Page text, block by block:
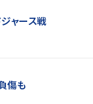
ャース戦
傷も